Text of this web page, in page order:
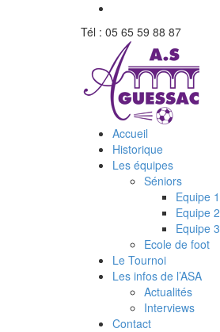
Tél : 05 65 59 88 87
Accueil
Historique
Les équipes
Séniors
Equipe 1
Equipe 2
Equipe 3
Ecole de foot
Le Tournoi
Les infos de l’ASA
Actualités
Interviews
Contact